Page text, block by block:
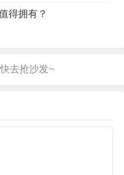
得拥有？